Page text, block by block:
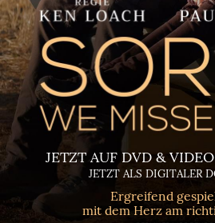
Ergreifend
mit dem Herz am
JETZT AUF DVD &
JETZT ALS DIGITALER